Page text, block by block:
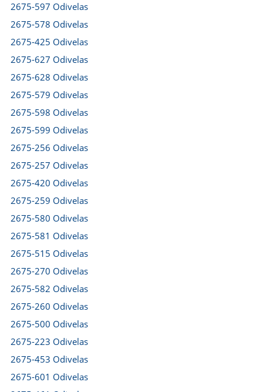
2675-597 Odivelas
2675-578 Odivelas
2675-425 Odivelas
2675-627 Odivelas
2675-628 Odivelas
2675-579 Odivelas
2675-598 Odivelas
2675-599 Odivelas
2675-256 Odivelas
2675-257 Odivelas
2675-420 Odivelas
2675-259 Odivelas
2675-580 Odivelas
2675-581 Odivelas
2675-515 Odivelas
2675-270 Odivelas
2675-582 Odivelas
2675-260 Odivelas
2675-500 Odivelas
2675-223 Odivelas
2675-453 Odivelas
2675-601 Odivelas